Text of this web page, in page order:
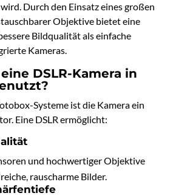
Durch den Einsatz eines großen
Objektive bietet eine
Bildqualität als einfache
Kameras.
DSLR-Kamera in
Systeme ist die Kamera ein
Eine DSLR ermöglicht:
und hochwertiger Objektive
rauscharme Bilder.